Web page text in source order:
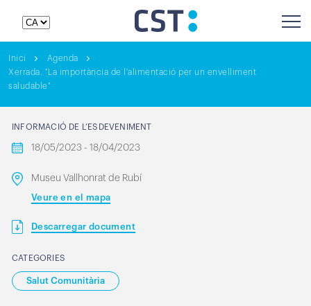
Inici
Agenda
Xerrada. "La importància de l'alimentació per un envelliment
saludable"
INFORMACIÓ DE L’ESDEVENIMENT
18/05/2023 - 18/04/2023
Museu Vallhonrat de Rubí
Veure en el mapa
Descarregar document
CATEGORIES
Salut Comunitària